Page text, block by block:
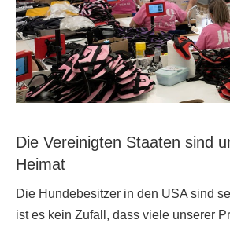
Die Vereinigten Staaten sind
Heimat
Die Hundebesitzer in den USA sind
ist es kein Zufall, dass viele unserer